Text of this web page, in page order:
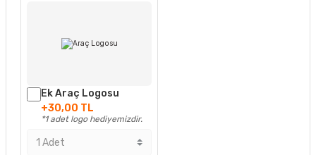
Ek Araç Logosu
+30,00 TL
*1 adet logo hediyemizdir.